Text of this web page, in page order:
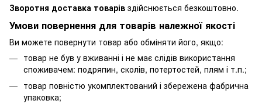
Зворотня доставка товарів здійснюється безкоштовно.
Умови повернення для товарів належної якості
Ви можете повернути товар або обміняти його, якщо:
товар не був у вживанні і не має слідів використання
споживачем: подряпин, сколів, потертостей, плям і т.п.;
товар повністю укомплектований і збережена фабрична
упаковка;